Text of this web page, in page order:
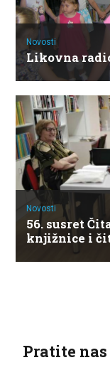
Novosti
Likovna
Novosti
56. susret
knjižnice i
Pratite nas